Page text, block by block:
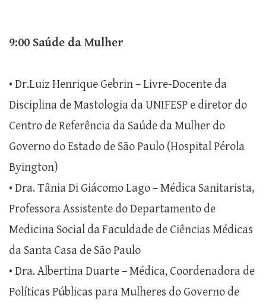
9:00 Saúde da Mulher
• Dr.Luiz Henrique Gebrin – Livre-Docente da
Disciplina de Mastologia da UNIFESP e diretor do
Centro de Referência da Saúde da Mulher do
Governo do Estado de São Paulo (Hospital Pérola
Byington)
• Dra. Tânia Di Giácomo Lago – Médica Sanitarista,
Professora Assistente do Departamento de
Medicina Social da Faculdade de Ciências Médicas
da Santa Casa de São Paulo
• Dra. Albertina Duarte – Médica, Coordenadora de
Políticas Públicas para Mulheres do Governo de